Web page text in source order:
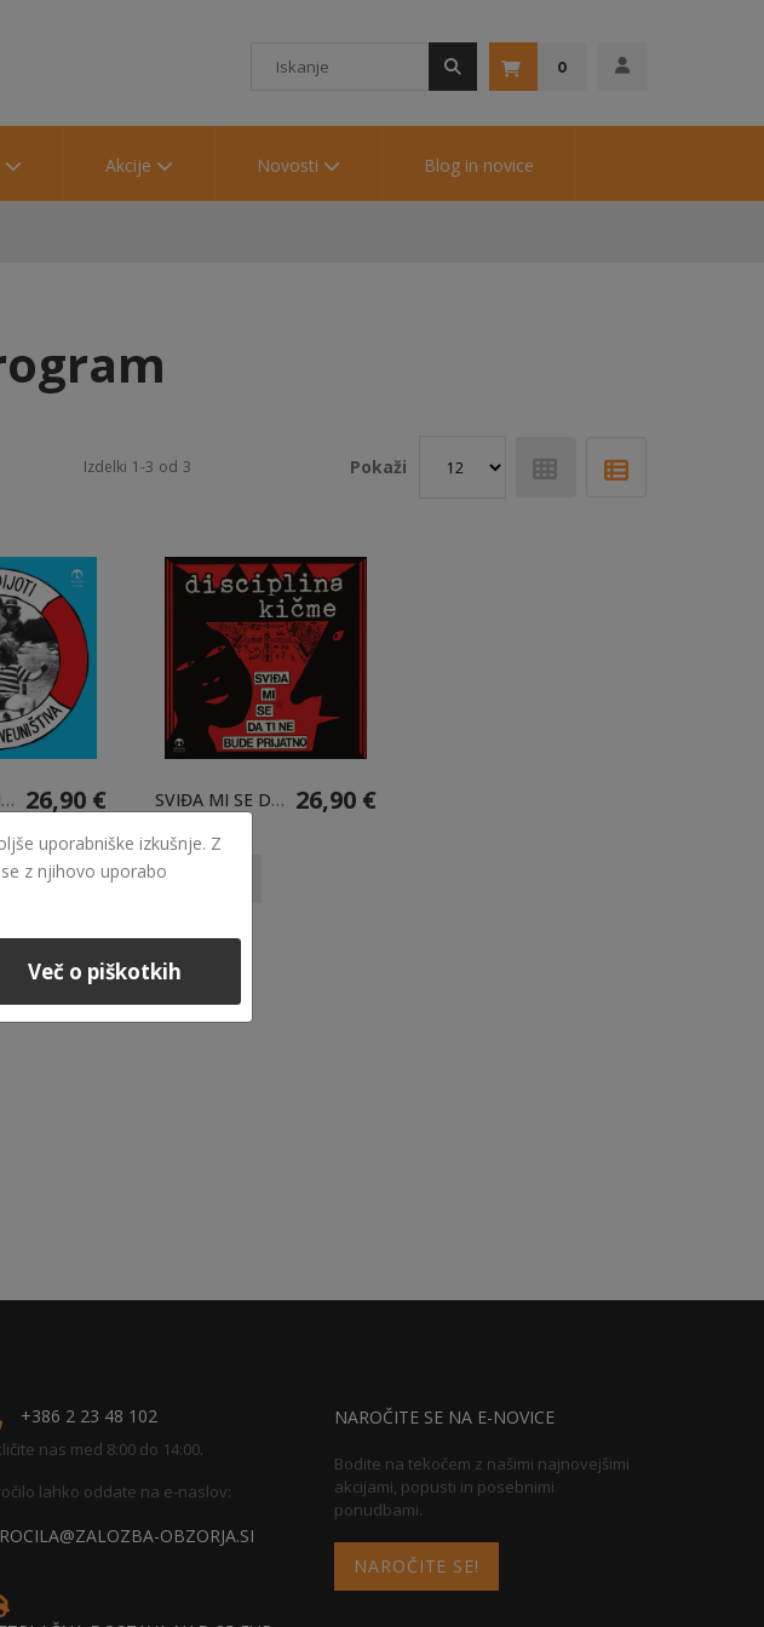
0
Akcije Novosti Blog in novice
Izdelki 1-3 od 3 Pokaži
GLUPOST JE NEUNIŠTIVA - LP - OMEJENA KOLIČINA 26,90 € SVIĐA MI SE DA TI NE BUDE PRIJATNO - LP 26,90 €
+386 2 23 48 102
nas med 8:00 do 14:00.
lahko oddate na e-naslov:
OBZORJA.SI
NAROČITE SE NA E-NOVICE
Bodite na tekočem z našimi najnovejšimi
akcijami, popusti in posebnimi
ponudbami.
NAROČITE SE!
uporabniške izkušnje. Z
z njihovo uporabo
Več o piškotkih